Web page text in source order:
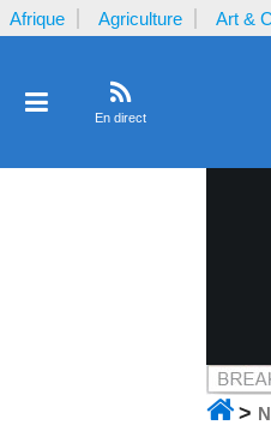
Afrique Agriculture Art &
En direct
>